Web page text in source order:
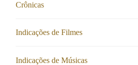
Crônicas
Indicações de Filmes
Indicações de Músicas